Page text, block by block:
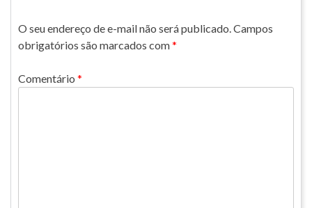
O seu endereço de e-mail não será publicado.Campos
obrigatórios são marcados com*
Comentário *